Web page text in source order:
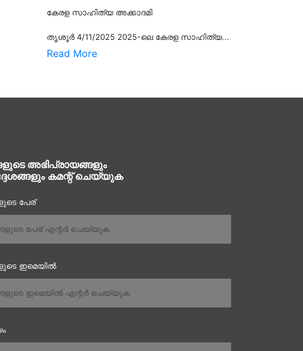
കേരള സാഹിത്യ അക്കാദമി
തൃശൂര്‍ 4/11/2025 2025-ലെ കേരള സാഹിത്യ...
Read More
അഭിപ്രായങ്ങളും
കമന്റ് ചെയ്യുക
പേര്
ഇമെയിൽ